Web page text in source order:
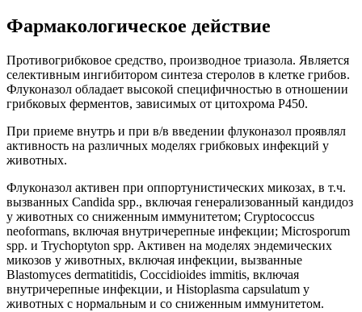
Фармакологическое действие
Противогрибковое средство, производное триазола. Является
селективным ингибитором синтеза стеролов в клетке грибов.
Флуконазол обладает высокой специфичностью в отношении
грибковых ферментов, зависимых от цитохрома P450.
При приеме внутрь и при в/в введении флуконазол проявлял
активность на различных моделях грибковых инфекций у
животных.
Флуконазол активен при оппортунистических микозах, в т.ч.
вызванных Candida spp., включая генерализованный кандидоз
у животных со сниженным иммунитетом; Cryptococcus
neoformans, включая внутричерепные инфекции; Microsporum
spp. и Trychoptyton spp. Активен на моделях эндемических
микозов у животных, включая инфекции, вызванные
Blastomyces dermatitidis, Coccidioides immitis, включая
внутричерепные инфекции, и Histoplasma capsulatum у
животных с нормальным и со сниженным иммунитетом.